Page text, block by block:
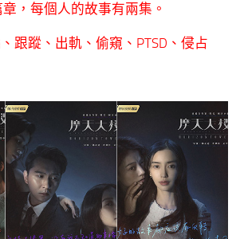
，每個人的故事有兩集。
跟蹤、出軌、偷窺、PTSD、侵占